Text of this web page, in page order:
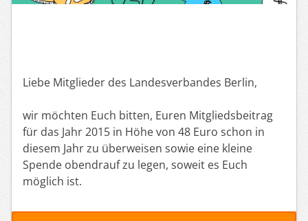
Liebe Mitglieder des Landesverbandes Berlin,
wir möchten Euch bitten, Euren Mitgliedsbeitrag
für das Jahr 2015 in Höhe von 48 Euro schon in
diesem Jahr zu überweisen sowie eine kleine
Spende obendrauf zu legen, soweit es Euch
möglich ist.